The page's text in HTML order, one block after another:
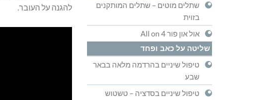
להגנה על העובר.
שתלים מוטים – שתלים המותקנים
בזוית
אול און פור All on 4
שליטה על כאב ופחד
טיפול שיניים בהרדמה מלאה בבאר
שבע
טיפול שיניים בסדציה – טשטוש